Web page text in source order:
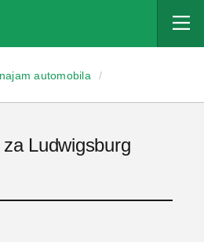
automobila
/
Ludwigsburg